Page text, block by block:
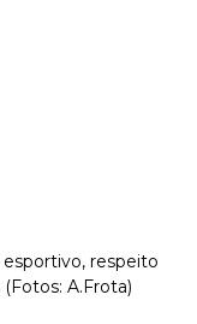
respeito
A.Frota)